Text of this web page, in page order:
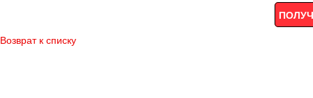
Возврат к списку